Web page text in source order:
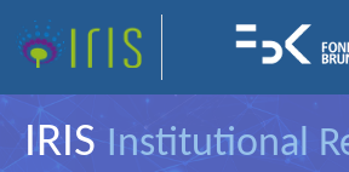
IRIS Institutional